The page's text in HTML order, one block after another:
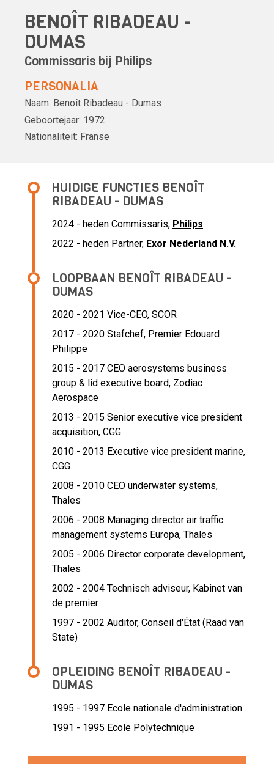
BENOÎT RIBADEAU -
DUMAS
Commissaris bij Philips
PERSONALIA
Naam: Benoît Ribadeau - Dumas
Geboortejaar: 1972
Nationaliteit: Franse
HUIDIGE FUNCTIES BENOÎT
RIBADEAU - DUMAS
2024 - heden Commissaris, Philips
2022 - heden Partner, Exor Nederland N.V.
LOOPBAAN BENOÎT RIBADEAU -
DUMAS
2020 - 2021 Vice-CEO, SCOR
2017 - 2020 Stafchef, Premier Edouard
Philippe
2015 - 2017 CEO aerosystems business
group & lid executive board, Zodiac
Aerospace
2013 - 2015 Senior executive vice president
acquisition, CGG
2010 - 2013 Executive vice president marine,
CGG
2008 - 2010 CEO underwater systems,
Thales
2006 - 2008 Managing director air traffic
management systems Europa, Thales
2005 - 2006 Director corporate development,
Thales
2002 - 2004 Technisch adviseur, Kabinet van
de premier
1997 - 2002 Auditor, Conseil d'État (Raad van
State)
OPLEIDING BENOÎT RIBADEAU -
DUMAS
1995 - 1997 Ecole nationale d'administration
1991 - 1995 Ecole Polytechnique